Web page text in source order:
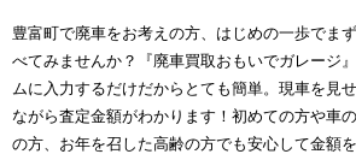
豊富町で廃車をお考えの方、はじめの一歩でま
べてみませんか？『廃車買取おもいでガレージ
ムに入力するだけだからとても簡単。現車を見
ながら査定金額がわかります！初めての方や車
の方、お年を召した高齢の方でも安心して金額